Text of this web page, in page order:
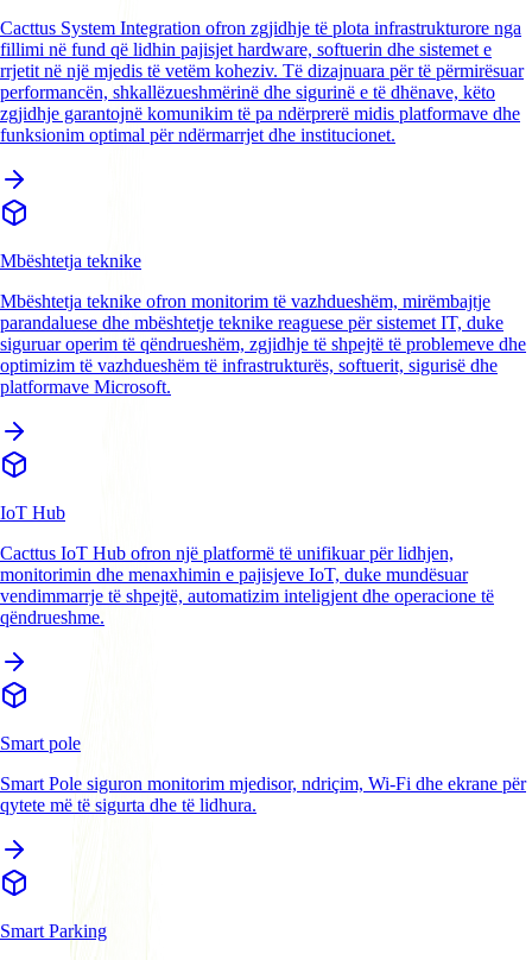
Cacttus System Integration ofron zgjidhje të plota infrastrukturore nga
fillimi në fund që lidhin pajisjet hardware, softuerin dhe sistemet e
rrjetit në një mjedis të vetëm koheziv. Të dizajnuara për të përmirësuar
performancën, shkallëzueshmërinë dhe sigurinë e të dhënave, këto
zgjidhje garantojnë komunikim të pa ndërprerë midis platformave dhe
funksionim optimal për ndërmarrjet dhe institucionet.
Mbështetja teknike
Mbështetja teknike ofron monitorim të vazhdueshëm, mirëmbajtje
parandaluese dhe mbështetje teknike reaguese për sistemet IT, duke
siguruar operim të qëndrueshëm, zgjidhje të shpejtë të problemeve dhe
optimizim të vazhdueshëm të infrastrukturës, softuerit, sigurisë dhe
platformave Microsoft.
IoT Hub
Cacttus IoT Hub ofron një platformë të unifikuar për lidhjen,
monitorimin dhe menaxhimin e pajisjeve IoT, duke mundësuar
vendimmarrje të shpejtë, automatizim inteligjent dhe operacione të
qëndrueshme.
Smart pole
Smart Pole siguron monitorim mjedisor, ndriçim, Wi-Fi dhe ekrane për
qytete më të sigurta dhe të lidhura.
Smart Parking